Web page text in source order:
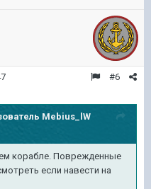
#6
Mebius_lW
корабле. Поврежденные
если навести на